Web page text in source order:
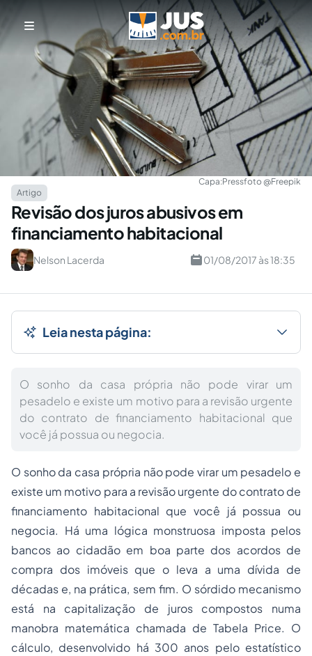
Capa:Pressfoto @Freepik
Artigo
Revisão dos juros abusivos em
financiamento habitacional
Nelson Lacerda 01/08/2017 às 18:35
Leia nesta página:
O sonho da casa própria não pode virar um
pesadelo e existe um motivo para a revisão urgente
do contrato de financiamento habitacional que
você já possua ou negocia.
O sonho da casa própria não pode virar um pesadelo e
existe um motivo para a revisão urgente do contrato de
financiamento habitacional que você já possua ou
negocia. Há uma lógica monstruosa imposta pelos
bancos ao cidadão em boa parte dos acordos de
compra dos imóveis que o leva a uma dívida de
décadas e, na prática, sem fim. O sórdido mecanismo
está na capitalização de juros compostos numa
manobra matemática chamada de Tabela Price. O
cálculo, desenvolvido há 300 anos pelo estatístico